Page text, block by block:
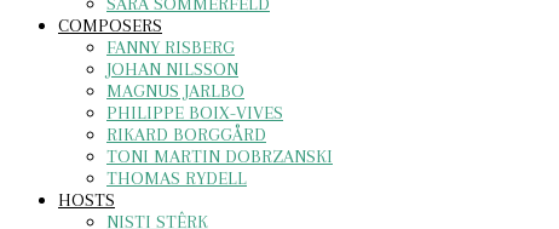
COMPOSERS
FANNY RISBERG
JOHAN NILSSON
MAGNUS JARLBO
PHILIPPE BOIX-VIVES
RIKARD BORGGÅRD
TONI MARTIN DOBRZANSKI
THOMAS RYDELL
HOSTS
NISTI STÊRK